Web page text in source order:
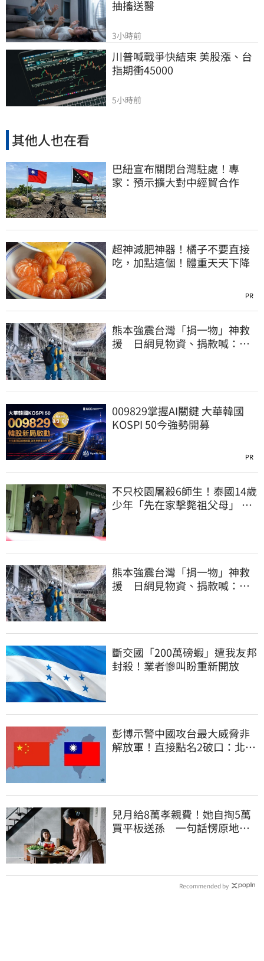
抽搐送醫
3小時前
川普喊戰爭快結束 美股漲、台
指期衝45000
5小時前
其他人也在看
巴紐宣布關閉台灣駐處！專
家：預示擴大對中經貿合作
超神減肥神器！橘子不要直接
吃，加點這個！體重天天下降
PR
熊本強震台灣「捐一物」神救
援 日網見物資、捐款喊：給
009829掌握AI關鍵 大華韓國
KOSPI 50今強勢開募
PR
不只校園屠殺6師生！泰國14歲
少年「先在家擊斃祖父母」 可
熊本強震台灣「捐一物」神救
援 日網見物資、捐款喊：給
斷交國「200萬磅蝦」遭我友邦
封殺！業者慘叫盼重新開放
彭博示警中國攻台最大威脅非
解放軍！直接點名2破口：北京
兒月給8萬孝親費！她自掏5萬
買平板送孫 一句話愣原地
Recommended by